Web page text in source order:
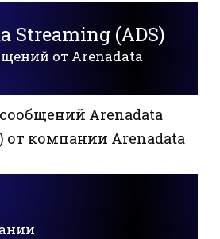
Streaming (ADS)
от Arenadata
Arenadata
от компании Arenadata